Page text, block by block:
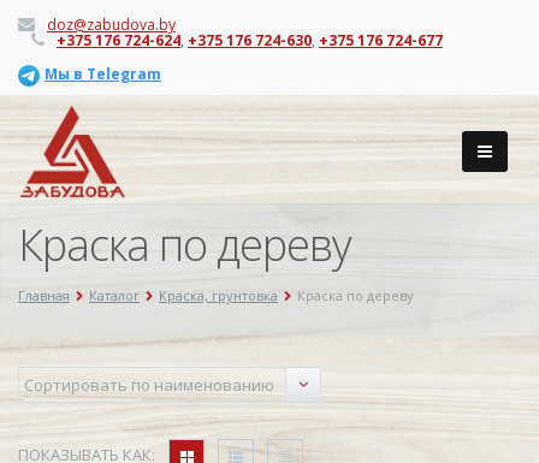
doz@zabudova.by
+375 176 724-624, +375 176 724-630, +375 176 724-677
Мы в Telegram
Краска по дереву
Главная Каталог Краска, грунтовка Краска по дереву
ПОКАЗЫВАТЬ КАК: